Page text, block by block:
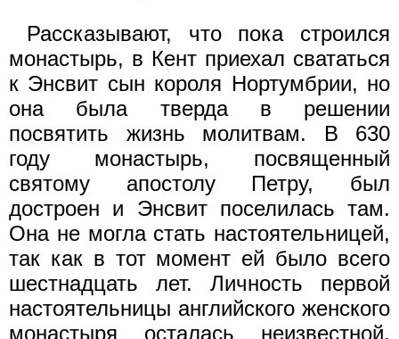
Рассказывают, что пока строился
монастырь, в Кент приехал свататься
к Энсвит сын короля Нортумбрии, но
она была тверда в решении
посвятить жизнь молитвам. В 630
году монастырь, посвященный
святому апостолу Петру, был
достроен и Энсвит поселилась там.
Она не могла стать настоятельницей,
так как в тот момент ей было всего
шестнадцать лет. Личность первой
настоятельницы английского женского
монастыря осталась неизвестной.